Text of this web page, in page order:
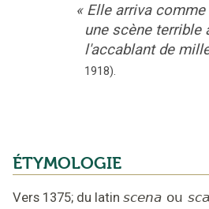
« Elle arriva
une scène terrible
l'accablant de
1918).
ÉTYMOLOGIE
Vers 1375; du latin scena ou